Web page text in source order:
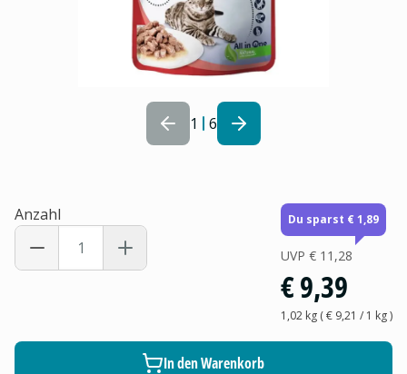
1 6
Anzahl Du sparst € 1,89
UVP € 11,28
€ 9,39
1,02 kg(€ 9,21 / 1 kg)
In den Warenkorb